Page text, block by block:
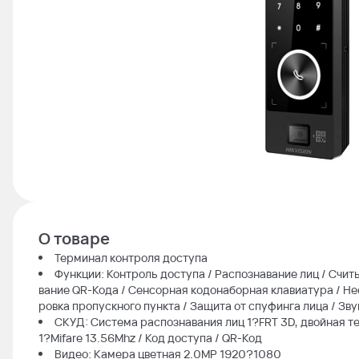
О товаре
Терминал контроля доступа
Функции: Контроль доступа / Распознавание лиц /
вание QR-Кода / Сенсорная кодонаборная клавиатура /
ровка пропускного пункта / Защита от спуфинга лица /
СКУД: Система распознавания лиц 1?FRT 3D, двойная
1?Mifare 13.56Mhz / Код доступа / QR-Код
Видео: Камера цветная 2.0МР 1920?1080